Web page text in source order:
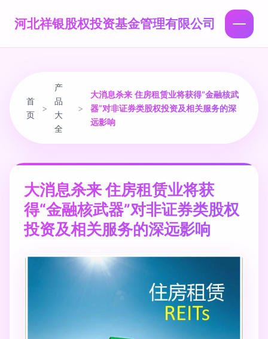
河北祥银股权投资基金管理有限公司
首
页
>
产
品
大
全
>
大消息杀来 住房租赁业将获得“金融核武
器”对非证券类股权投资及相关服务的深
远影响
大消息杀来 住房租赁业将获
得“金融核武器”对非证券类股权
投资及相关服务的深远影响